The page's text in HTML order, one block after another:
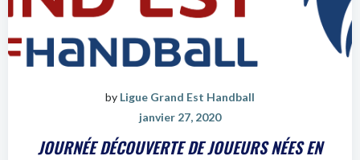
by Ligue Grand Est Handball
janvier 27, 2020
JOURNÉE DÉCOUVERTE DE JOUEURS NÉES EN